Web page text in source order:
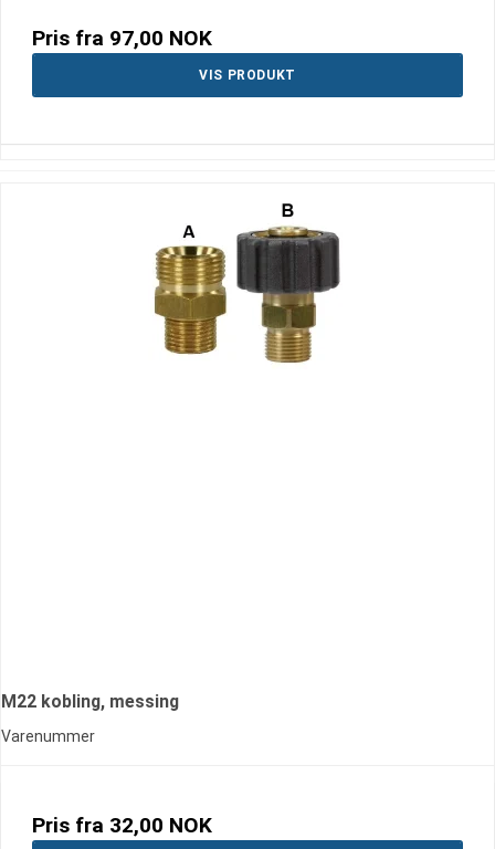
Pris fra 97,00 NOK
VIS PRODUKT
M22 kobling, messing
Varenummer
Pris fra 32,00 NOK